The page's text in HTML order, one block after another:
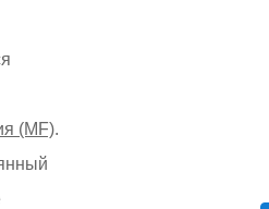
(MF).